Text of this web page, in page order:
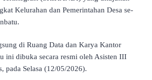
Kelurahan dan Pemerintahan Desa se-
di Ruang Data dan Karya Kantor
ini dibuka secara resmi oleh Asisten III
pada Selasa (12/05/2026).